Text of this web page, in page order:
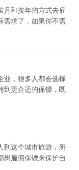
月和按年的方式去雇
需求了，如果你不需
业，很多人都会选择
到更合适的保镖，既
到这个城市旅游，所
想雇佣保镖来保护自